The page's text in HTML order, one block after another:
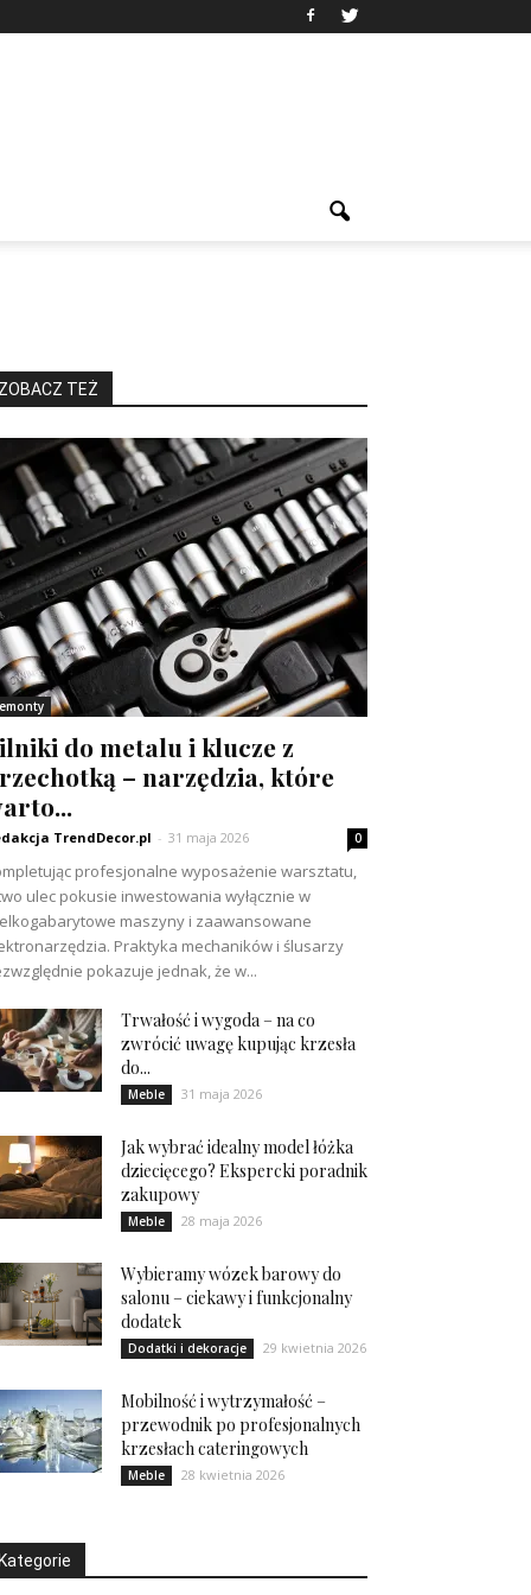
ZOBACZ TEŻ
do metalu i klucze z
– narzędzia, które
TrendDecor.pl - 31 maja 2026 0
profesjonalne wyposażenie warsztatu,
ulec pokusie inwestowania wyłącznie w
maszyny i zaawansowane
Praktyka mechaników i ślusarzy
pokazuje jednak, że w...
Trwałość i wygoda – na co
zwrócić uwagę kupując krzesła
do...
Meble 31 maja 2026
Jak wybrać idealny model łóżka
dziecięcego? Ekspercki poradnik
zakupowy
Meble 28 maja 2026
Wybieramy wózek barowy do
salonu – ciekawy i funkcjonalny
dodatek
Dodatki i dekoracje 29 kwietnia 2026
Mobilność i wytrzymałość –
przewodnik po profesjonalnych
krzesłach cateringowych
Meble 28 kwietnia 2026
Kategorie